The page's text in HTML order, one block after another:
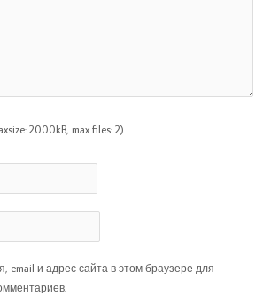
2000kB, max files: 2)
email и адрес сайта в этом браузере для